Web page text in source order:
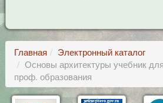
Главная
Электронный каталог
Основы архитектуры учебник
проф. образования